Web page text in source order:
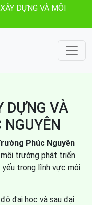
DỰNG VÀ MÔI
DỰNG VÀ
Phúc Nguyên
trường phát triển
yếu trong lĩnh vực môi
đại học và sau đại